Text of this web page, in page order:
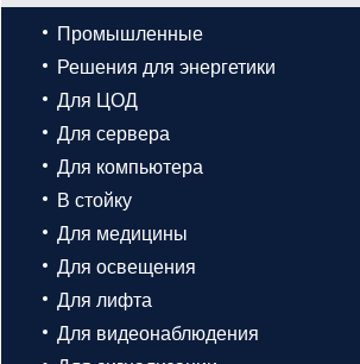
Промышленные
Решения для энергетики
Для ЦОД
Для сервера
Для компьютера
В стойку
Для медицины
Для освещения
Для лифта
Для видеонаблюдения